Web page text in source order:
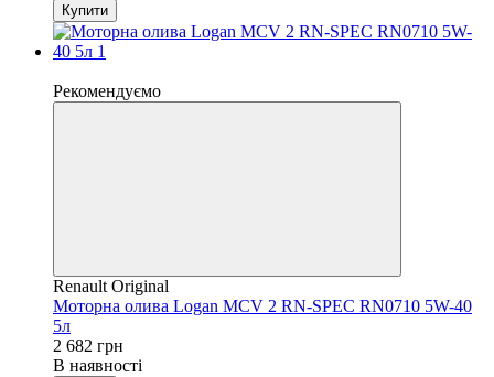
Купити
Рекомендуємо
Renault Original
Моторна олива Logan MCV 2 RN-SPEC RN0710 5W-40
5л
2 682 грн
В наявності